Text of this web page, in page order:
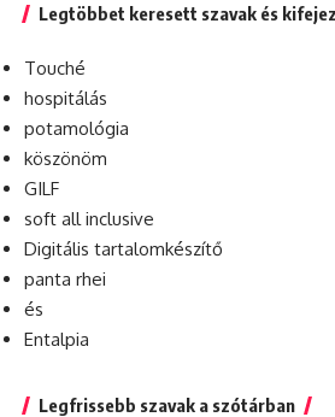
Legtöbbet keresett szavak és
Touché
hospitálás
potamológia
köszönöm
GILF
soft all inclusive
Digitális tartalomkészítő
panta rhei
és
Entalpia
Legfrissebb szavak a szótárban